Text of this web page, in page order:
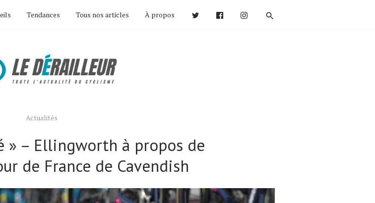
Tendances Tous nos articles À propos
Actualités
» – Ellingworth à propos de
de France de Cavendish